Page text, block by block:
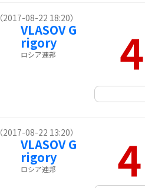
（2017-08-22 18:20）
VLASOV G
rigory
ロシア連邦 4
（2017-08-22 13:20）
VLASOV G
rigory
ロシア連邦 4